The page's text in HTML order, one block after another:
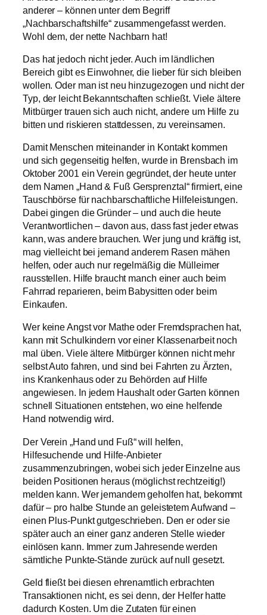
anderer – können unter dem Begriff
„Nachbarschaftshilfe“ zusammengefasst werden.
Wohl dem, der nette Nachbarn hat!
Das hat jedoch nicht jeder. Auch im ländlichen
Bereich gibt es Einwohner, die lieber für sich bleiben
wollen. Oder man ist neu hinzugezogen und nicht der
Typ, der leicht Bekanntschaften schließt. Viele ältere
Mitbürger trauen sich auch nicht, andere um Hilfe zu
bitten und riskieren stattdessen, zu vereinsamen.
Damit Menschen miteinander in Kontakt kommen
und sich gegenseitig helfen, wurde in Brensbach im
Oktober 2001 ein Verein gegründet, der heute unter
dem Namen „Hand & Fuß Gersprenztal“ firmiert, eine
Tauschbörse für nachbarschaftliche Hilfeleistungen.
Dabei gingen die Gründer – und auch die heute
Verantwortlichen – davon aus, dass fast jeder etwas
kann, was andere brauchen. Wer jung und kräftig ist,
mag vielleicht bei jemand anderem Rasen mähen
helfen, oder auch nur regelmäßig die Mülleimer
rausstellen. Hilfe braucht manch einer auch beim
Fahrrad reparieren, beim Babysitten oder beim
Einkaufen.
Wer keine Angst vor Mathe oder Fremdsprachen hat,
kann mit Schulkindern vor einer Klassenarbeit noch
mal üben. Viele ältere Mitbürger können nicht mehr
selbst Auto fahren, und sind bei Fahrten zu Ärzten,
ins Krankenhaus oder zu Behörden auf Hilfe
angewiesen. In jedem Haushalt oder Garten können
schnell Situationen entstehen, wo eine helfende
Hand notwendig wird.
Der Verein „Hand und Fuß“ will helfen,
Hilfesuchende und Hilfe-Anbieter
zusammenzubringen, wobei sich jeder Einzelne aus
beiden Positionen heraus (möglichst rechtzeitig!)
melden kann. Wer jemandem geholfen hat, bekommt
dafür – pro halbe Stunde an geleistetem Aufwand –
einen Plus-Punkt gutgeschrieben. Den er oder sie
später auch an einer ganz anderen Stelle wieder
einlösen kann. Immer zum Jahresende werden
sämtliche Punkte-Stände zurück auf null gesetzt.
Geld fließt bei diesen ehrenamtlich erbrachten
Transaktionen nicht, es sei denn, der Helfer hatte
dadurch Kosten. Um die Zutaten für einen